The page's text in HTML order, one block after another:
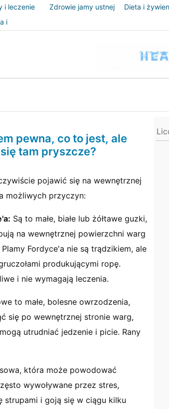
i leczenie Zdrowie jamy ustnej Dieta i
i
pewna, co to jest, ale
tam pryszcze?
pojawić się na wewnętrznej
możliwych przyczyn:
Są to małe, białe lub żółtawe guzki,
na wewnętrznej powierzchni warg
Fordyce'a nie są trądzikiem, ale
produkującymi ropę.
i nie wymagają leczenia.
to małe, bolesne owrzodzenia,
się po wewnętrznej stronie warg,
utrudniać jedzenie i picie. Rany
która może powodować
wywoływane przez stres,
strupami i goją się w ciągu kilku